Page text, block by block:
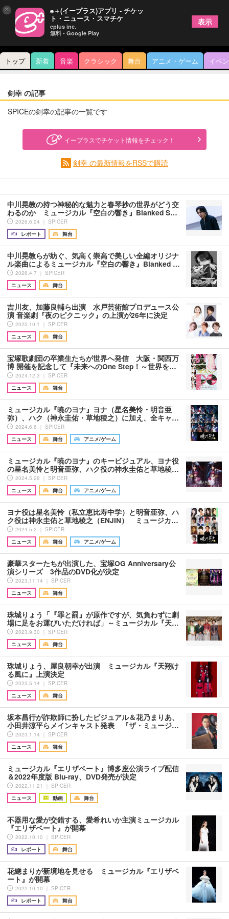
トップ 新着 音楽 クラシック 舞台 アニメ・ゲーム イベ
剣幸 の記事
SPICEの剣幸の記事の一覧です
イープラスでチケット情報をチェック！
剣幸 の最新情報をRSSで購読
中川晃教の持つ神秘的な魅力と春琴抄の世界がどう交
わるのか ミュージカル『空白の響き』Blanked S…
2026.6.24 ｜ SPICER
レポート
舞台
中川晃教らが紡ぐ、気高く崇高で美しい全編オリジナ
ル楽曲によるミュージカル『空白の響き』Blanked …
2026.4.7 ｜ SPICER
ニュース
舞台
吉川友、加藤良輔ら出演 水戸芸術館プロデュース公
演 音楽劇『夜のピクニック』の上演が26年に決定
2025.10.1 ｜ SPICER
ニュース
舞台
宝塚歌劇団の卒業生たちが世界へ発信 大阪・関西万
博 開催を記念して『未来へのOne Step！～世界を…
2024.12.3 ｜ SPICER
ニュース
舞台
ミュージカル『暁のヨナ』ヨナ（星名美怜・明音亜
弥）、ハク（神永圭佑・草地稜之）に加え、全キャ…
2024.6.6 ｜ SPICER
ニュース
舞台 アニメ/ゲーム
ミュージカル『暁のヨナ』のキービジュアル、ヨナ役
の星名美怜と明音亜弥、ハク役の神永圭佑と草地稜…
2024.5.28 ｜ SPICER
ニュース
舞台 アニメ/ゲーム
ヨナ役は星名美怜（私立恵比寿中学）と明音亜弥、ハ
ク役は神永圭佑と草地稜之（ENJIN） ミュージカ…
2024.5.2 ｜ SPICER
ニュース
舞台 アニメ/ゲーム
豪華スターたちが出演した、宝塚OG Anniversary公
演シリーズ 3作品のDVD化が決定
2023.11.14 ｜ SPICER
ニュース
舞台
珠城りょう「『罪と罰』が原作ですが、気負わずに劇
場に足をお運びいただければ」～ミュージカル『天…
2023.9.30 ｜ SPICER
ニュース
舞台
珠城りょう、屋良朝幸が出演 ミュージカル『天翔け
る風に』上演決定
2023.5.14 ｜ SPICER
ニュース
舞台
坂本昌行が詐欺師に扮したビジュアル＆花乃まりあ、
小田井涼平らメインキャスト発表 『ザ・ミュージ…
2023.1.14 ｜ SPICER
ニュース
舞台
ミュージカル『エリザベート』博多座公演ライブ配信
＆2022年度版 Blu-ray、DVD発売が決定
2022.11.21 ｜ SPICER
ニュース
動画 舞台
不器用な愛が交錯する、愛希れいか主演ミュージカル
『エリザベート』が開幕
2022.10.10 ｜ SPICER
レポート
舞台
花總まりが新境地を見せる ミュージカル『エリザベ
ート』が開幕
2022.10.10 ｜ SPICER
レポート
舞台
× e＋(イープラス)アプリ - チケッ
ト・ニュース・スマチケ
eplus inc.
無料 - Google Play
表示